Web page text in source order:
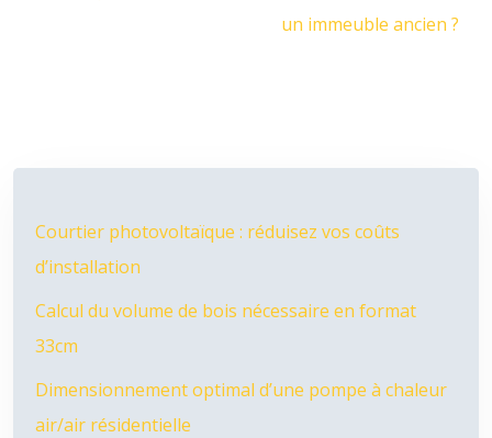
un immeuble ancien ?
Courtier photovoltaïque : réduisez vos coûts
d’installation
Calcul du volume de bois nécessaire en format
33cm
Dimensionnement optimal d’une pompe à chaleur
air/air résidentielle